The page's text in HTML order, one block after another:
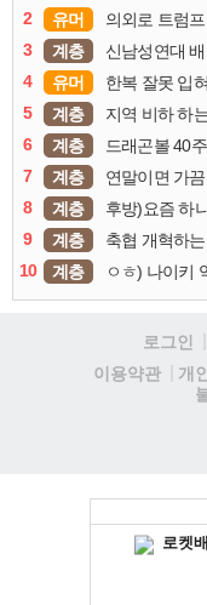
2
유머 의외로 트럼
3
계층 신남성연대
4
유머 한복 잘못 입
5
계층 지역 비하 하
6
계층 드래곤볼 40
7
계층 연말이면 가
8
계층 후방)요즘 하
9
계층 축협 개혁하
10
계층 ㅇㅎ) 나이키
로그인
이용약관
개